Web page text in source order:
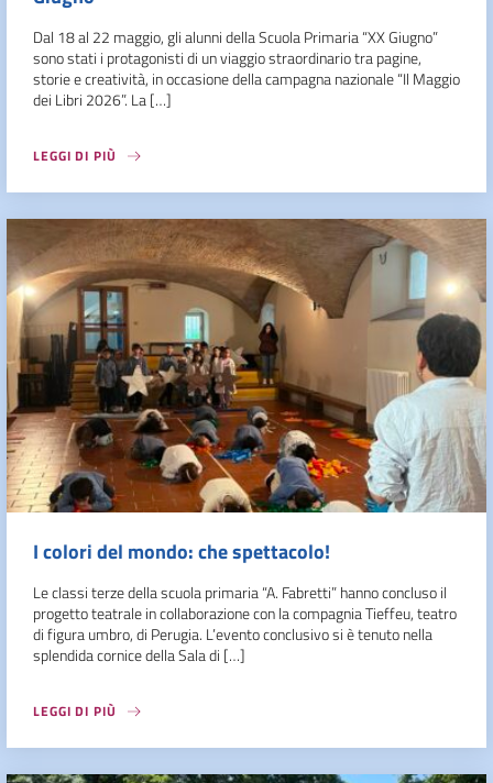
Dal 18 al 22 maggio, gli alunni della Scuola Primaria “XX Giugno”
sono stati i protagonisti di un viaggio straordinario tra pagine,
storie e creatività, in occasione della campagna nazionale “Il Maggio
dei Libri 2026”. La […]
LEGGI DI PIÙ
I colori del mondo: che spettacolo!
Le classi terze della scuola primaria “A. Fabretti” hanno concluso il
progetto teatrale in collaborazione con la compagnia Tieffeu, teatro
di figura umbro, di Perugia. L’evento conclusivo si è tenuto nella
splendida cornice della Sala di […]
LEGGI DI PIÙ